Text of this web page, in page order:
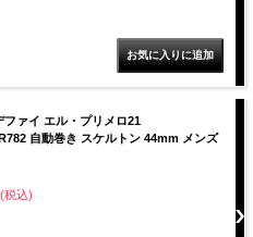
ファイ エル・プリメロ21
自動巻き スケルトン 44mm メンズ
税込)